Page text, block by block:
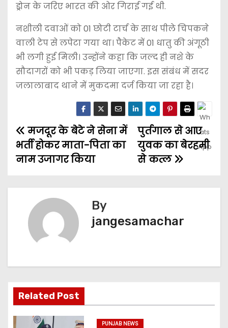
ड्रोन के जरिए भारत की ओर गिराई गई थी.
नशीली दवाओं को 01 छोटी टार्च के साथ पीले चिपकने
वाली टेप से लपेटा गया था। पैकेट में 01 धातु की अंगूठी
भी लगी हुई मिली। उन्होंने कहा कि जल्द ही नशे के
सौदागरों को भी पकड़ लिया जाएगा. इस संबंध में सदर
जलालाबाद थाने में मुकदमा दर्ज किया जा रहा है।
पुर्तगाल से आए
युवक का बेरहमी
से कत्ल
मजदूर के बेटे ने सेना में
भर्ती होकर माता-पिता का
नाम उजागर किया
By
jangesamachar
Related Post
PUNJAB NEWS